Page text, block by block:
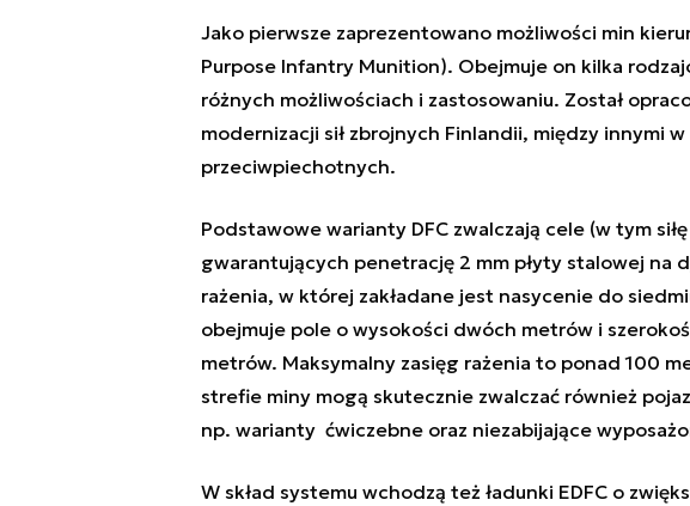
Jako pierwsze zaprezentowano możliwości min
Purpose Infantry Munition). Obejmuje on kilka
różnych możliwościach i zastosowaniu. Został
modernizacji sił zbrojnych Finlandii, między innymi
przeciwpiechotnych.
Podstawowe warianty DFC zwalczają cele (w tym
gwarantujących penetrację 2 mm płyty stalowej na
rażenia, w której zakładane jest nasycenie do
obejmuje pole o wysokości dwóch metrów i
metrów. Maksymalny zasięg rażenia to ponad 100
strefie miny mogą skutecznie zwalczać również
np. warianty ćwiczebne oraz niezabijające
W skład systemu wchodzą też ładunki EDFC o